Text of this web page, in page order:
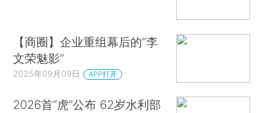
【商圈】企业重组幕后的“李
文荣魅影”
2025年09月09日 APP打开
2026首“虎”公布 62岁水利部